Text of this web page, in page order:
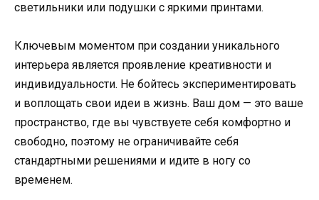
светильники или подушки с яркими принтами.
Ключевым моментом при создании уникального
интерьера является проявление креативности и
индивидуальности. Не бойтесь экспериментировать
и воплощать свои идеи в жизнь. Ваш дом — это ваше
пространство, где вы чувствуете себя комфортно и
свободно, поэтому не ограничивайте себя
стандартными решениями и идите в ногу со
временем.